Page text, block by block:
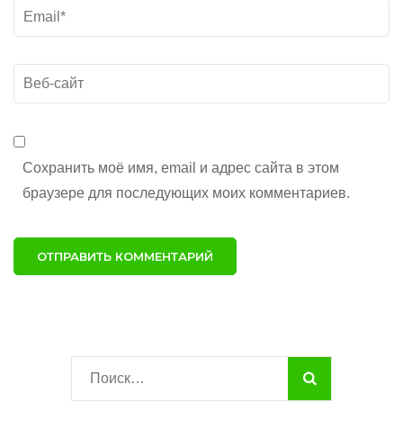
Электронная
почта*
Веб-
сайт
Сохранить моё имя, email и адрес сайта в этом
браузере для последующих моих комментариев.
Найти: